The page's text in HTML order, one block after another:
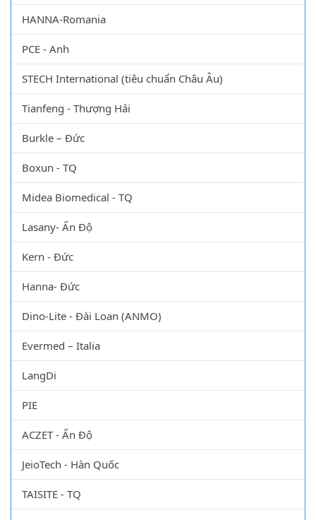
HANNA-Romania
PCE - Anh
STECH International (tiêu chuẩn Châu Âu)
Tianfeng - Thượng Hải
Burkle – Đức
Boxun - TQ
Midea Biomedical - TQ
Lasany- Ấn Độ
Kern - Đức
Hanna- Đức
Dino-Lite - Đài Loan (ANMO)
Evermed – Italia
LangDi
PIE
ACZET - Ấn Độ
JeioTech - Hàn Quốc
TAISITE - TQ